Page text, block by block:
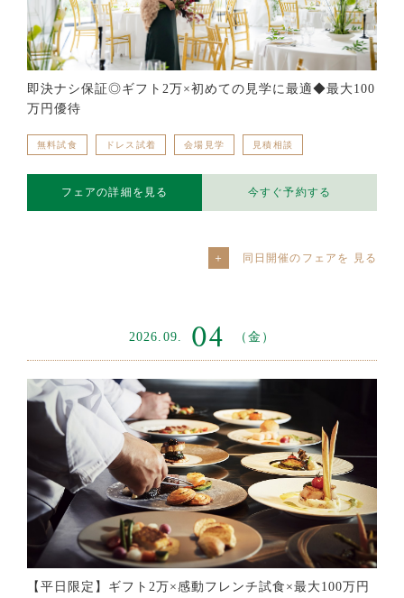
即決ナシ保証◎ギフト2万×初めての見学に最適◆最大100
万円優待
無料試食 ドレス試着 会場見学 見積相談
フェアの詳細を見る 今すぐ予約する
同日開催のフェアを
2026.09. 04 （金）
【平日限定】ギフト2万×感動フレンチ試食×最大100万円